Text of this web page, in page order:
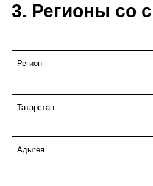
3. Регионы со
Регион
Татарстан
Адыгея